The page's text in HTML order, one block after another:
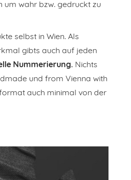
um wahr bzw. gedruckt zu
selbst in Wien. Als
gibts auch auf jeden
Nummerierung. Nichts
und from Vienna with
auch minimal von der